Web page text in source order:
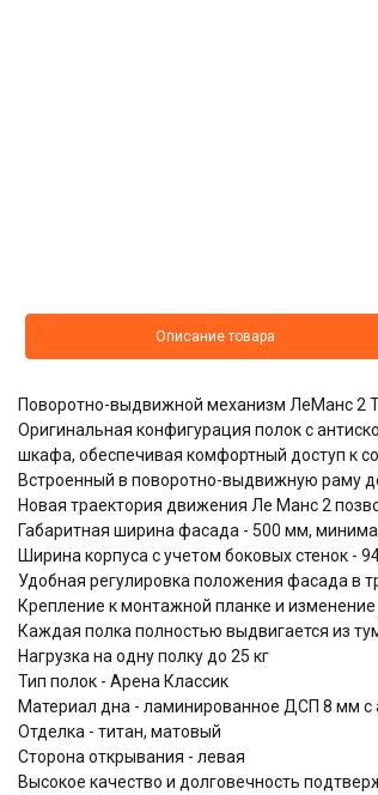
Описание товара
Поворотно-выдвижной механизм ЛеМанс 2
Оригинальная конфигурация полок с
шкафа, обеспечивая комфортный доступ к
Встроенный в поворотно-выдвижную раму
Новая траектория движения Ле Манс 2
Габаритная ширина фасада - 500 мм,
Ширина корпуса с учетом боковых стенок -
Удобная регулировка положения фасада в
Крепление к монтажной планке и
Каждая полка полностью выдвигается из
Нагрузка на одну полку до 25 кг
Тип полок - Арена Классик
Материал дна - ламинированное ДСП 8 мм с
Отделка - титан, матовый
Сторона открывания - левая
Высокое качество и долговечность